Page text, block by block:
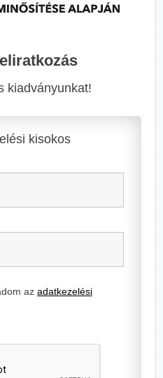
kiadványunkat!
kisokos
az adatkezelési